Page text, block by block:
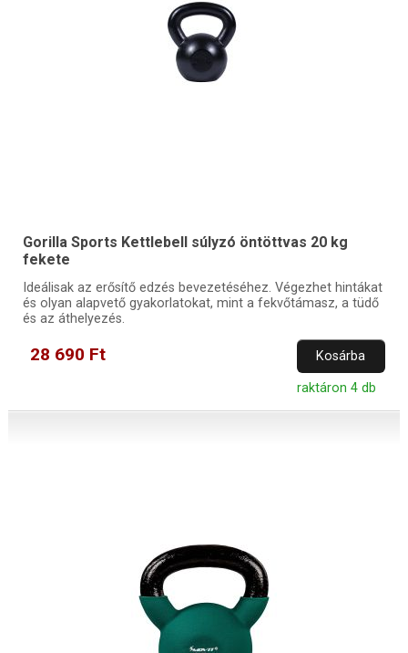
Gorilla Sports Kettlebell súlyzó öntöttvas 20 kg
fekete
Ideálisak az erősítő edzés bevezetéséhez. Végezhet hintákat
és olyan alapvető gyakorlatokat, mint a fekvőtámasz, a tüdő
és az áthelyezés.
28 690 Ft Kosárba
raktáron 4 db